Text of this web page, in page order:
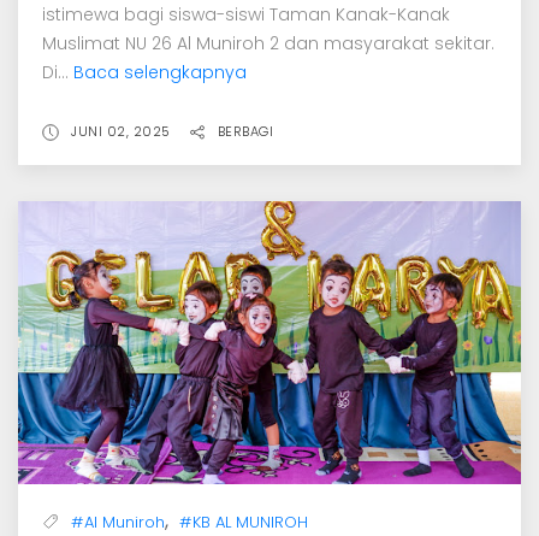
istimewa bagi siswa-siswi Taman Kanak-Kanak
Muslimat NU 26 Al Muniroh 2 dan masyarakat sekitar.
Di... Baca selengkapnya
JUNI 02, 2025 BERBAGI
#Al Muniroh, #KB AL MUNIROH